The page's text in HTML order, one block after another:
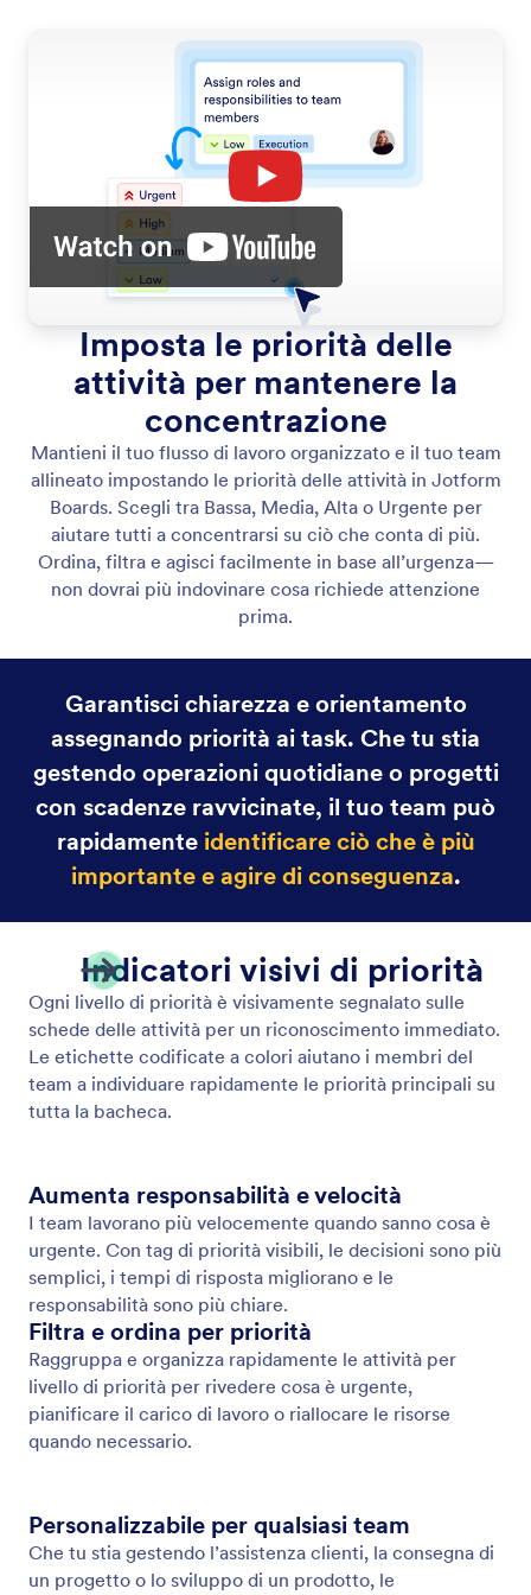
Imposta le priorità delle
attività per mantenere la
concentrazione
Mantieni il tuo flusso di lavoro organizzato e il tuo team
allineato impostando le priorità delle attività in Jotform
Boards. Scegli tra Bassa, Media, Alta o Urgente per
aiutare tutti a concentrarsi su ciò che conta di più.
Ordina, filtra e agisci facilmente in base all’urgenza—
non dovrai più indovinare cosa richiede attenzione
prima.
Garantisci chiarezza e orientamento
assegnando priorità ai task. Che tu stia
gestendo operazioni quotidiane o progetti
con scadenze ravvicinate, il tuo team può
rapidamente identificare ciò che è più
importante e agire di conseguenza.
Indicatori visivi di priorità
Ogni livello di priorità è visivamente segnalato sulle
schede delle attività per un riconoscimento immediato.
Le etichette codificate a colori aiutano i membri del
team a individuare rapidamente le priorità principali su
tutta la bacheca.
Aumenta responsabilità e velocità
I team lavorano più velocemente quando sanno cosa è
urgente. Con tag di priorità visibili, le decisioni sono più
semplici, i tempi di risposta migliorano e le
responsabilità sono più chiare.
Filtra e ordina per priorità
Raggruppa e organizza rapidamente le attività per
livello di priorità per rivedere cosa è urgente,
pianificare il carico di lavoro o riallocare le risorse
quando necessario.
Personalizzabile per qualsiasi team
Che tu stia gestendo l’assistenza clienti, la consegna di
un progetto o lo sviluppo di un prodotto, le